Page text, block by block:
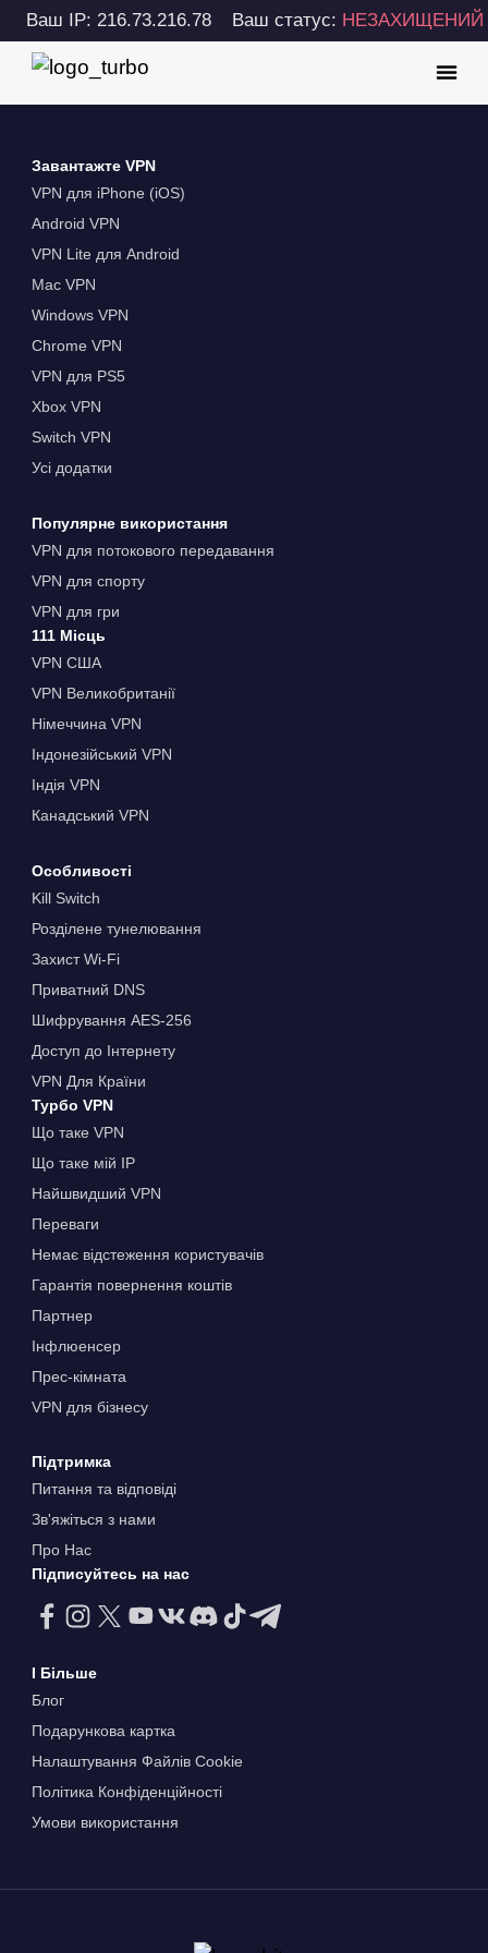
Ваш IP: 216.73.216.78 Ваш статус: НЕЗАХИЩЕНИЙ
Завантажте VPN
VPN для iPhone (iOS)
Android VPN
VPN Lite для Android
Mac VPN
Windows VPN
Chrome VPN
VPN для PS5
Xbox VPN
Switch VPN
Усі додатки
Популярне використання
VPN для потокового передавання
VPN для спорту
VPN для гри
111 Місць
VPN США
VPN Великобританії
Німеччина VPN
Індонезійський VPN
Індія VPN
Канадський VPN
Особливості
Kill Switch
Розділене тунелювання
Захист Wi-Fi
Приватний DNS
Шифрування AES-256
Доступ до Інтернету
VPN Для Країни
Турбо VPN
Що таке VPN
Що таке мій IP
Найшвидший VPN
Переваги
Немає відстеження користувачів
Гарантія повернення коштів
Партнер
Інфлюенсер
Прес-кімната
VPN для бізнесу
Підтримка
Питання та відповіді
Зв'яжіться з нами
Про Нас
Підписуйтесь на нас
І Більше
Блог
Подарункова картка
Налаштування Файлів Сookie
Політика Конфіденційності
Умови використання